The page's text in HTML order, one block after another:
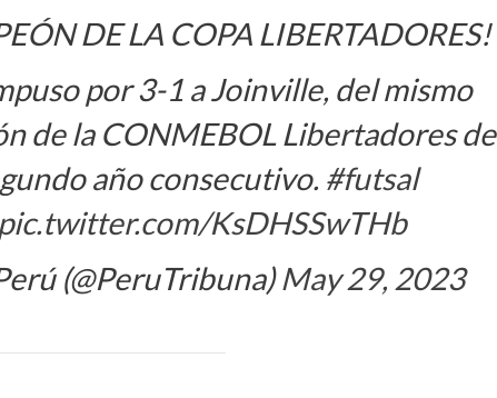
DE LA COPA LIBERTADORES!
por 3-1 a Joinville, del mismo
de la CONMEBOL Libertadores de
año consecutivo. #futsal
pic.twitter.com/KsDHSSwTHb
(@PeruTribuna)May 29, 2023